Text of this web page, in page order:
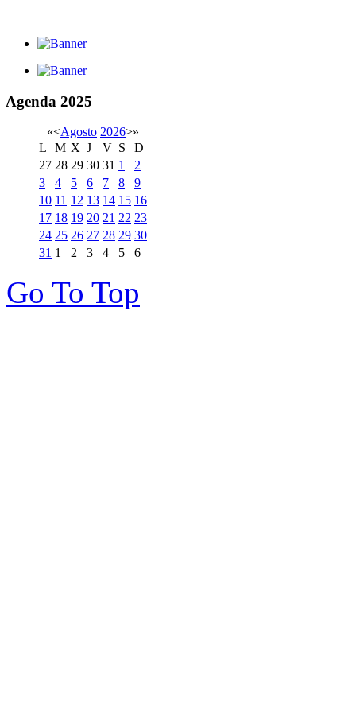
Agenda 2025
«<Agosto 2026>»
L
M X J V S
D
27 28 29 30 31 1
2
3
4 5 6 7 8
9
10 11 12 13 14 15 16
17 18 19 20 21 22 23
24 25 26 27 28 29 30
31 1 2 3 4 5 6
Go To Top